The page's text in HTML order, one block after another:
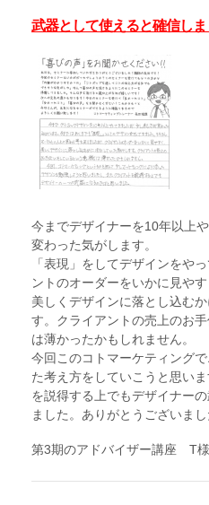
武器として使えると確信しま
今までデザイナーを10年以上
変わった気がします。
「表現」をしてデザインをや
ントのオーダーをいかに見やす
美しくデザインに落とし込む
す。クライアントの売上のお
は薄かったかもしれません。
今回このコトマーケティング
た考え方をしていこうと思い
を説得する上でもデザイナー
ました。ありがとうございまし
第3期のアドバイザー講座 T様